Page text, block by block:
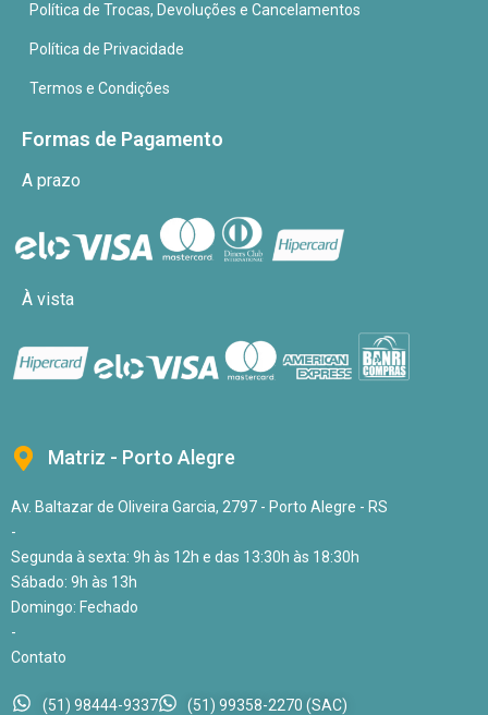
Política de Trocas, Devoluções e Cancelamentos
Política de Privacidade
Termos e Condições
Formas de Pagamento
A prazo
À vista
Matriz - Porto Alegre
Av. Baltazar de Oliveira Garcia, 2797 - Porto Alegre - RS
-
Segunda à sexta: 9h às 12h e das 13:30h às 18:30h
Sábado: 9h às 13h
Domingo: Fechado
-
Contato
(51) 98444-9337 (51) 99358-2270 (SAC)